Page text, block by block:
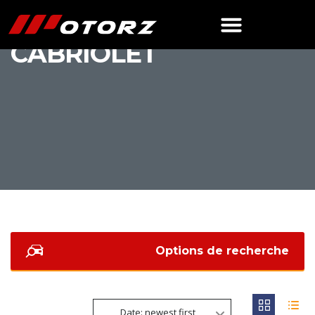
AMG CLE 53
CABRIOLET
Options de recherche
Date: newest first